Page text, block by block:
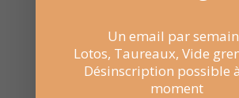
Nombre de consultations :
Un email par
Lotos, Taureaux, Vide
Désinscription possible
moment